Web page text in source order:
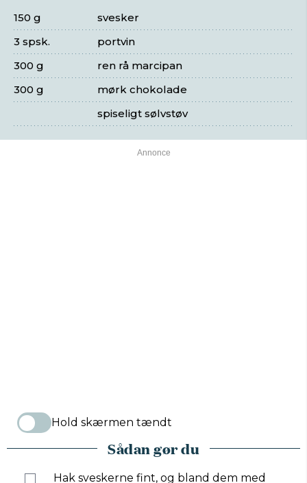
svesker
150 g
portvin
3 spsk.
ren rå marcipan
300 g
mørk chokolade
300 g
spiseligt sølvstøv
Hold skærmen tændt
Sådan gør du
Hak sveskerne fint, og bland dem med